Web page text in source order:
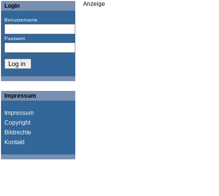
Login
Benutzername
Passwort
Impressum
Impressum
Copyright
Bildrechte
Kontakt
Anzeige